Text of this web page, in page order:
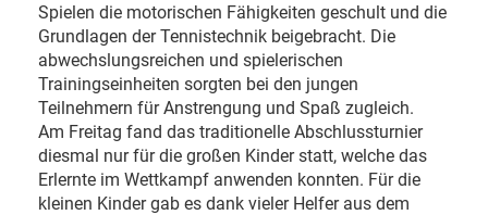
Spielen die motorischen Fähigkeiten geschult und die
Grundlagen der Tennistechnik beigebracht. Die
abwechslungsreichen und spielerischen
Trainingseinheiten sorgten bei den jungen
Teilnehmern für Anstrengung und Spaß zugleich.
Am Freitag fand das traditionelle Abschlussturnier
diesmal nur für die großen Kinder statt, welche das
Erlernte im Wettkampf anwenden konnten. Für die
kleinen Kinder gab es dank vieler Helfer aus dem